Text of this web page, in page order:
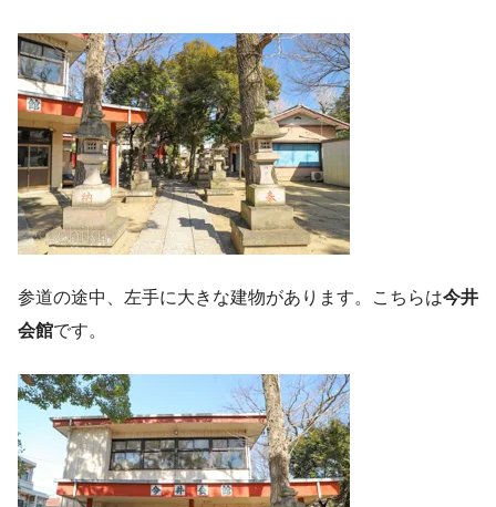
参道の途中、左手に大きな建物があります。こちらは今井
会館です。